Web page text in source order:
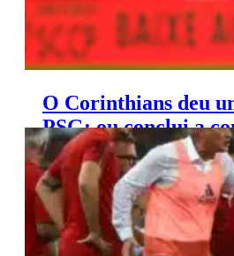
O Corinthians deu
PSG: ou conclui a
devolve Gabriel